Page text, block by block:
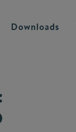
Downloads